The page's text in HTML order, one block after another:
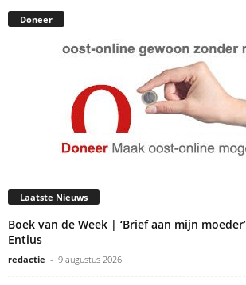
Doneer
Laatste Nieuws
Boek van de Week | ‘Brief aan mijn
Entius
redactie - 9 augustus 2026